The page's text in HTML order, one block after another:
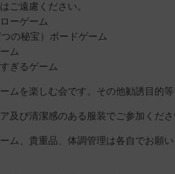
ご遠慮ください。
ーゲーム
の秘宝）ボードゲーム
ム
ぎるゲーム
ムを楽しむ会です。その他勧誘目的
及び清潔感のある服装でご参加くだ
ム、貴重品、体調管理は各自でお願